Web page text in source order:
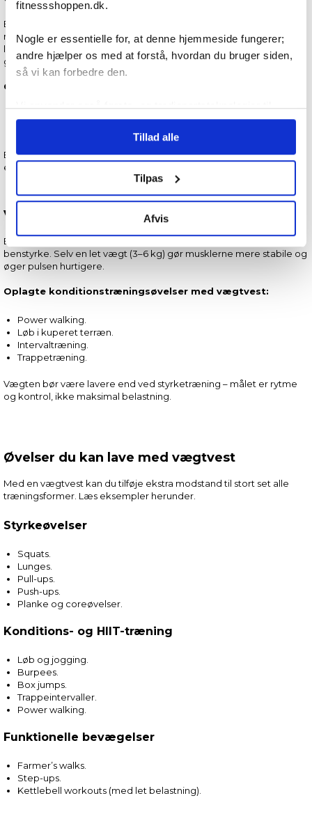
fitnessshoppen.dk.
Nogle er essentielle for, at denne hjemmeside fungerer;
andre hjælper os med at forstå, hvordan du bruger siden,
så vi kan forbedre den.
Vi anvender også første- og tredjepartsteknologier til
marketing formål. Klik på “Tillad alle” for at fortsætte som
angivet, eller klik på “Tilpas” for at vælge, hvilke typer
cookies du vil acceptere.
Tillad alle
Tilpas
Afvis
En vægtvest til crossfit er udviklet til højintens træning, hvor
mobilitet er afgørende. Den sidder tæt ind til kroppen, så du kan
løbe, hoppe, lave burpees og kaste dig ned i gulvet uden at blive
generet.
Oplagte crossfit kombinationer med vægtvest:
En crossfit vest giver intensitet, uden at begrænse din hurtighed
eller teknik.
Vægtvest til løb – Ekstra udfordring
En vægtvest til løb giver markant forbedret udholdenhed og
benstyrke. Selv en let vægt (3–6 kg) gør musklerne mere stabile og
øger pulsen hurtigere.
Oplagte konditionstræningsøvelser med vægtvest:
Power walking.
Løb i kuperet terræn.
Intervaltræning.
Trappetræning.
Vægten bør være lavere end ved styrketræning – målet er rytme
og kontrol, ikke maksimal belastning.
Øvelser du kan lave med vægtvest
Med en vægtvest kan du tilføje ekstra modstand til stort set alle
træningsformer. Læs eksempler herunder.
Styrkeøvelser
Squats.
Lunges.
Pull-ups.
Push-ups.
Planke og coreøvelser.
Konditions- og HIIT-træning
Løb og jogging.
Burpees.
Box jumps.
Trappeintervaller.
Power walking.
Funktionelle bevægelser
Farmer’s walks.
Step-ups.
Kettlebell workouts (med let belastning).